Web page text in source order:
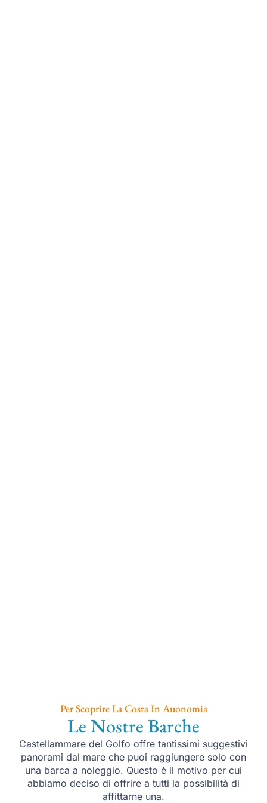
Per Scoprire La Costa In Auonomia
Le Nostre Barche
Castellammare del Golfo offre tantissimi suggestivi
panorami dal mare che puoi raggiungere solo con
una barca a noleggio. Questo è il motivo per cui
abbiamo deciso di offrire a tutti la possibilità di
affittarne una.